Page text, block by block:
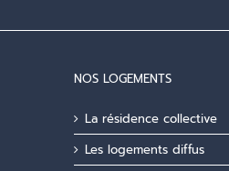
NOS LOGEMENTS
La résidence collective
Les logements diffus